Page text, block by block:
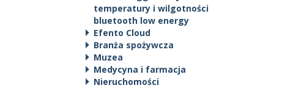
temperatury i wilgotności
bluetooth low energy
Efento Cloud
Branża spożywcza
Muzea
Medycyna i farmacja
Nieruchomości